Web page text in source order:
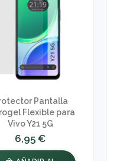
Pantalla
Flexible para
Vivo Y21 5G
6,95 €